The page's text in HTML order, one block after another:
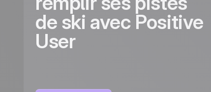
de ski avec Positive
User